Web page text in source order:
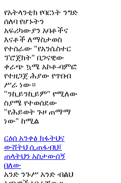
የአትላንቲክ የባርነት ንግድ
ሰለባ የሆኑትን
አፍሪካውያን አባቶችና
እናቶች ለማስታወስ
የተሰራው "የአንሴስተር
ፕሮጀክት" በጋናዊው
ቀራጭ ኳሜ አኮቶ-ባምፎ
የተዘጋጀ ሕያው የጥበብ
ሥራ ነው።
"ንኪይንኪይም" የሚለው
ስያሜ የተወሰደው
"የሕይወት ጉዞ ጠማማ
ነው" ከሚል
ርዕሰ አንቀፅ ክፋትህና
ውሸትህ ሲጠፋብህ፤
ጠላትህን አስታውሰኝ
በለው
አንድ ንጉሥ አንድ ብልህ